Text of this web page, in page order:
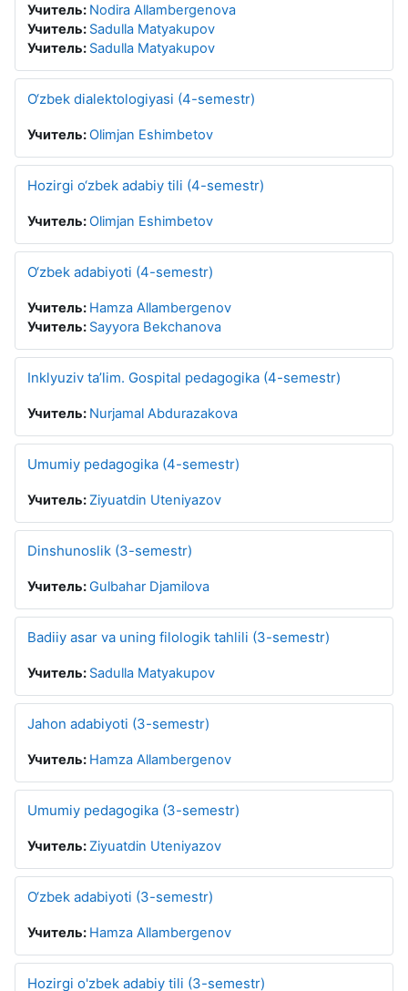
Учитель: Nodira Allambergenova
Учитель: Sadulla Matyakupov
Учитель: Sadulla Matyakupov
O‘zbek dialektologiyasi (4-semestr)
Учитель:Olimjan Eshimbetov
Hozirgi o‘zbek adabiy tili (4-semestr)
Учитель:Olimjan Eshimbetov
O‘zbek adabiyoti (4-semestr)
Учитель: Hamza Allambergenov
Учитель: Sayyora Bekchanova
Inklyuziv ta’lim. Gospital pedagogika (4-semestr)
Учитель: Nurjamal Abdurazakova
Umumiy pedagogika (4-semestr)
Учитель: Ziyuatdin Uteniyazov
Dinshunoslik (3-semestr)
Учитель:Gulbahar Djamilova
Badiiy asar va uning filologik tahlili (3-semestr)
Учитель: Sadulla Matyakupov
Jahon adabiyoti (3-semestr)
Учитель: Hamza Allambergenov
Umumiy pedagogika (3-semestr)
Учитель: Ziyuatdin Uteniyazov
O‘zbek adabiyoti (3-semestr)
Учитель: Hamza Allambergenov
Hozirgi o'zbek adabiy tili (3-semestr)